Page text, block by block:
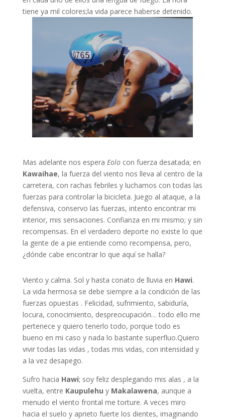
tiene ya mil colores;la vida parece haberse detenido.
Mas adelante nos espera Eolocon fuerza desatada; en
Kawaihae, la fuerza del viento nos lleva al centro de la
carretera, con rachas febriles y luchamos con todas las
fuerzas para controlar la bicicleta. Juego al ataque, a la
defensiva, conservo las fuerzas, intento encontrar mi
interior, mis sensaciones. Confianza en mi mismo; y sin
recompensas. En el verdadero deporte no existe lo que
la gente de a pie entiende como recompensa, pero,
¿dónde cabe encontrar lo que aquí se halla?
Viento y calma. Sol y hasta conato de lluvia en Hawi.
La vida hermosa se debe siempre a la condición de las
fuerzas opuestas . Felicidad, sufrimiento, sabiduría,
locura, conocimiento, despreocupación… todo ello me
pertenece y quiero tenerlo todo, porque todo es
bueno en mi caso y nada lo bastante superfluo.Quiero
vivir todas las vidas , todas mis vidas, con intensidad y
a la vez desapego.
Sufro hacia Hawi; soy feliz desplegando mis alas , a la
vuelta, entre Kaupulehu y Makalawena, aunque a
menudo el viento frontal me torture. A veces miro
hacia el suelo y aprieto fuerte los dientes, imaginando